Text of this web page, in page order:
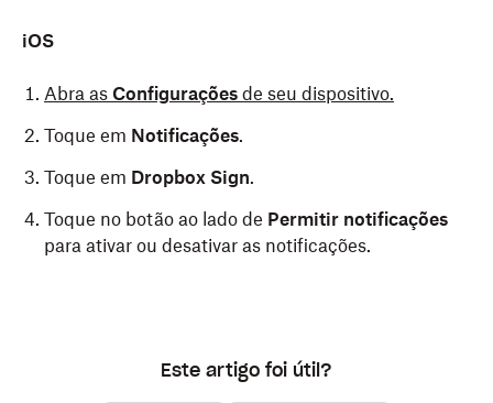
iOS
Abra as Configurações de seu dispositivo.
Toque em Notificações.
Toque em Dropbox Sign.
Toque no botão ao lado de Permitir notificações
para ativar ou desativar as notificações.
Este artigo foi útil?